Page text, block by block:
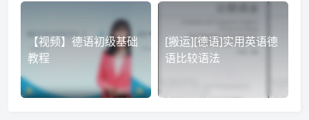
【视频】德语初级基础
教程
[搬运][德语]实用英语德
语比较语法